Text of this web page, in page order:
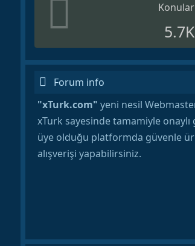
Konular
5.7K
Forum info
"xTurk.com" yeni nesil
xTurk sayesinde tamamiyle
üye olduğu platformda güvenle
alışverişi yapabilirsiniz.